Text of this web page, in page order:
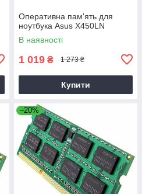
Оперативна пам'ять для
ноутбука Asus X450LN
В наявності
1 019 ₴ 1 273 ₴
Купити
–20%